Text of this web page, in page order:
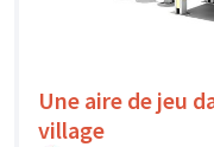
Une aire de jeu
village